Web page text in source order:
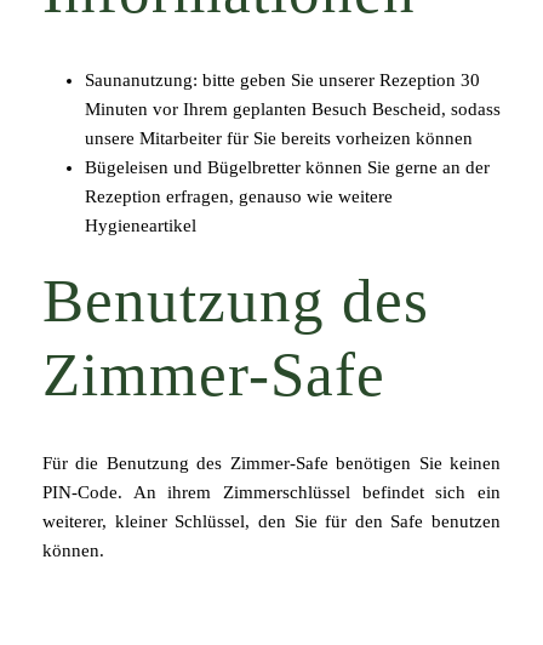
Saunanutzung: bitte geben Sie unserer Rezeption 30
Minuten vor Ihrem geplanten Besuch Bescheid, sodass
unsere Mitarbeiter für Sie bereits vorheizen können
Bügeleisen und Bügelbretter können Sie gerne an der
Rezeption erfragen, genauso wie weitere
Hygieneartikel
Benutzung des
Zimmer-Safe
Für die Benutzung des Zimmer-Safe benötigen Sie keinen
PIN-Code. An ihrem Zimmerschlüssel befindet sich ein
weiterer, kleiner Schlüssel, den Sie für den Safe benutzen
können.